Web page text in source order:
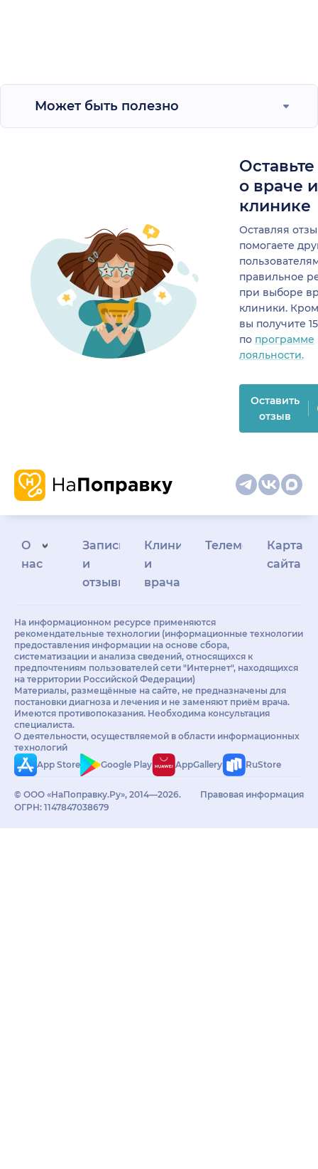
Может быть полезно
о враче
клинике
Оставляя
помогаете
правильное
при выборе
клиники.
вы получите
по программе
лояльности.
Оставить
отзыв
О
нас
Запись
и
отзывы
Клиникам
и
врачам
Телемедицина
Карта
сайта
На информационном ресурсе применяются
рекомендательные технологии (информационные технологии
предоставления информации на основе сбора,
систематизации и анализа сведений, относящихся к
предпочтениям пользователей сети "Интернет", находящихся
на территории Российской Федерации)
Материалы, размещённые на сайте, не предназначены для
постановки диагноза и лечения и не заменяют приём врача.
Имеются противопоказания. Необходима консультация
специалиста.
О деятельности, осуществляемой в области информационных
технологий
App Store
Google Play AppGallery RuStore
© ООО «НаПоправку.Ру», 2014—2026.
ОГРН: 1147847038679
Правовая информация